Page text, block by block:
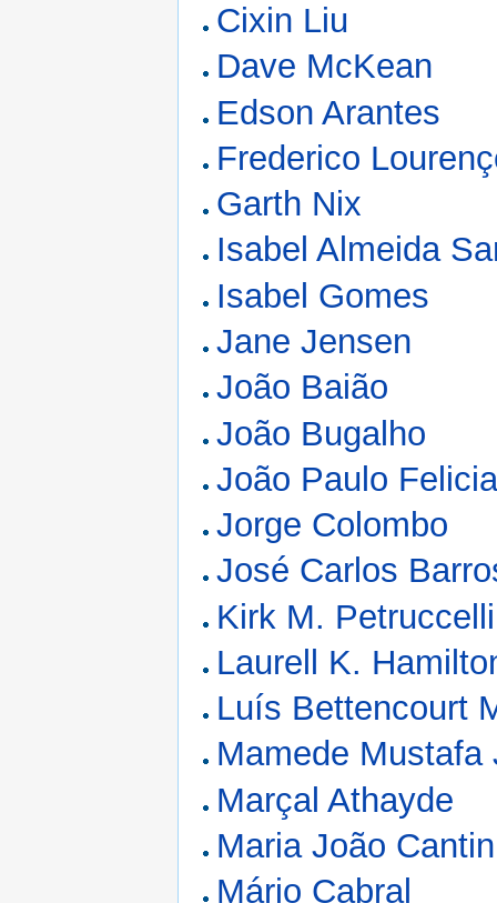
Cixin Liu
Dave McKean
Edson Arantes
Frederico
Garth Nix
Isabel Almeida
Isabel Gomes
Jane Jensen
João Baião
João Bugalho
João Paulo
Jorge Colombo
José Carlos
Kirk M. Petruccelli
Laurell K.
Luís Bettencourt
Mamede Mustafa
Marçal Athayde
Maria João
Mário Cabral